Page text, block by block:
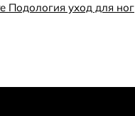
Подология уход для ног